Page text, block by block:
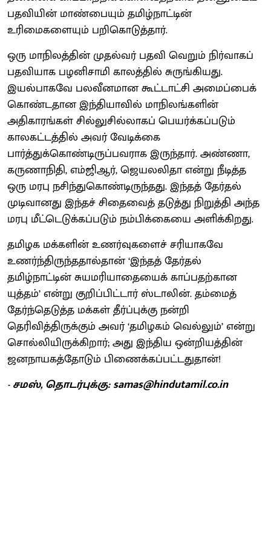
பதவியின் மாண்பையும் தமிழ்நாட்டின்
உரிமைகளையும் பறிகொடுத்தார்.
ஒரு மாநிலத்தின் முதல்வர் பதவி வெறும் நிர்வாகப்
பதவியாக பழனிசாமி காலத்தில் சுருங்கியது.
இயல்பாகவே பலவீனமான கூட்டாட்சி அமைப்பைக்
கொண்டதான இந்தியாவில் மாநிலங்களின்
அதிகாரங்கள் சில்லுசில்லாகப் பெயர்க்கப்படும்
காலகட்டத்தில் அவர் வேடிக்கை
பார்த்துக்கொண்டிருப்பவராக இருந்தார். அண்ணா,
கருணாநிதி, எம்ஜிஆர், ஜெயலலிதா என்று நீடித்த
ஒரு மரபு நசிந்துகொண்டிருந்தது. இந்தத் தேர்தல்
முடிவானது இந்தச் சிதைவைத் தடுத்து நிறுத்தி அந்த
மரபு மீட்டெடுக்கப்படும் நம்பிக்கையை அளிக்கிறது.
தமிழக மக்களின் உணர்வுகளைச் சரியாகவே
உணர்ந்திருந்ததால்தான் ‘இந்தத் தேர்தல்
தமிழ்நாட்டின் சுயமரியாதையைக் காப்பதற்கான
யுத்தம்’ என்று குறிப்பிட்டார் ஸ்டாலின். தம்மைத்
தேர்ந்தெடுத்த மக்கள் தீர்ப்புக்கு நன்றி
தெரிவித்திருக்கும் அவர் ‘தமிழகம் வெல்லும்’ என்று
சொல்லியிருக்கிறார்; அது இந்திய ஒன்றியத்தின்
ஜனநாயகத்தோடும் பிணைக்கப்பட்டதுதான்!
- சமஸ், தொடர்புக்கு: samas@hindutamil.co.in